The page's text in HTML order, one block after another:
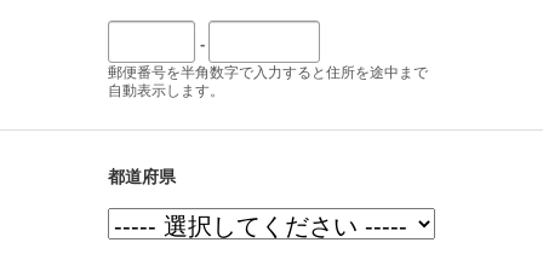
-
郵便番号を半角数字で入力すると住所を途中まで
自動表示します。
都道府県